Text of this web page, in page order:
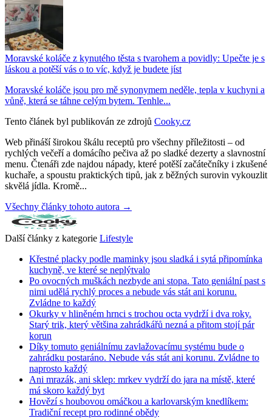
Moravské koláče z kynutého těsta s tvarohem a povidly: Upečte je s
láskou a potěší vás o to víc, když je budete jíst
Moravské koláče jsou pro mě synonymem neděle, tepla v kuchyni a
vůně, která se táhne celým bytem. Tenhle...
Tento článek byl publikován ze zdrojů Cooky.cz
Web přináší širokou škálu receptů pro všechny příležitosti – od
rychlých večeří a domácího pečiva až po sladké dezerty a slavnostní
menu. Čtenáři zde najdou nápady, které potěší začátečníky i zkušené
kuchaře, a spoustu praktických tipů, jak z běžných surovin vykouzlit
skvělá jídla. Kromě...
Všechny články tohoto autora →
Další články z kategorie Lifestyle
Křestné placky podle maminky jsou sladká i sytá připomínka
kuchyně, ve které se neplýtvalo
Po ovocných muškách nezbyde ani stopa. Tato geniální past s
nimi udělá rychlý proces a nebude vás stát ani korunu.
Zvládne to každý
Okurky v hliněném hrnci s trochou octa vydrží i dva roky.
Starý trik, který většina zahrádkářů nezná a přitom stojí pár
korun
Díky tomuto geniálnímu zavlažovacímu systému bude o
zahrádku postaráno. Nebude vás stát ani korunu. Zvládne to
naprosto každý
Ani mrazák, ani sklep: mrkev vydrží do jara na místě, které
má skoro každý byt
Hovězí s houbovou omáčkou a karlovarským knedlíkem:
Tradiční recept pro rodinné obědy